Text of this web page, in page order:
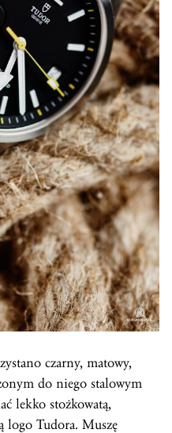
czarny, matowy,
do niego stalowym
lekko stożkowatą,
logo Tudora. Muszę